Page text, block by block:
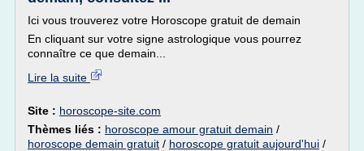
Ici vous trouverez votre Horoscope gratuit de demain
En cliquant sur votre signe astrologique vous pourrez
connaître ce que demain...
Lire la suite
Site : horoscope-site.com
Thèmes liés : horoscope amour gratuit demain /
horoscope demain gratuit / horoscope gratuit aujourd'hui /